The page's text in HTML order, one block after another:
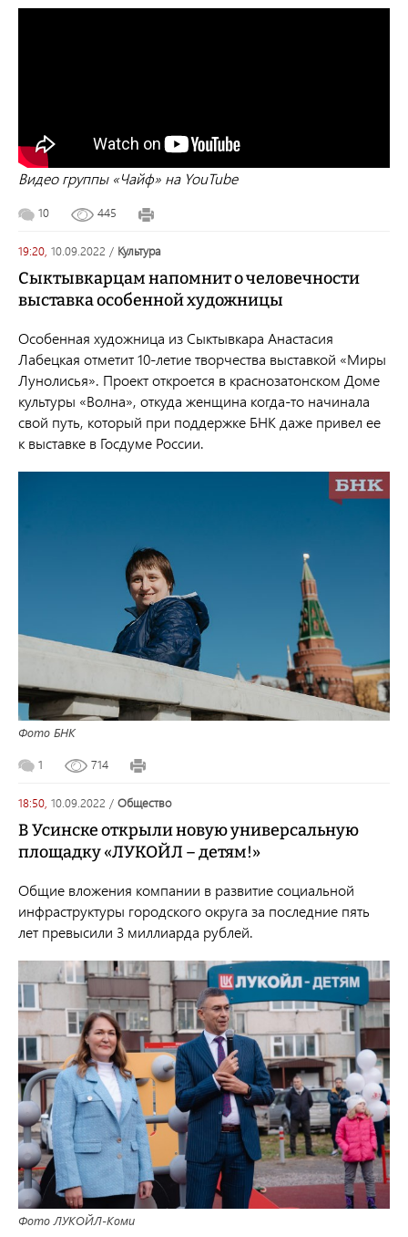
Видео группы «Чайф» на YouTube
10 445
19:20, 10.09.2022 / культура
Сыктывкарцам напомнит о человечности
выставка особенной художницы
Особенная художница из Сыктывкара Анастасия
Лабецкая отметит 10-летие творчества выставкой «Миры
Лунолисья». Проект откроется в краснозатонском Доме
культуры «Волна», откуда женщина когда-то начинала
свой путь, который при поддержке БНК даже привел ее
к выставке в Госдуме России.
Фото БНК
1 714
18:50, 10.09.2022 / общество
В Усинске открыли новую универсальную
площадку «ЛУКОЙЛ – детям!»
Общие вложения компании в развитие социальной
инфраструктуры городского округа за последние пять
лет превысили 3 миллиарда рублей.
Фото ЛУКОЙЛ-Коми